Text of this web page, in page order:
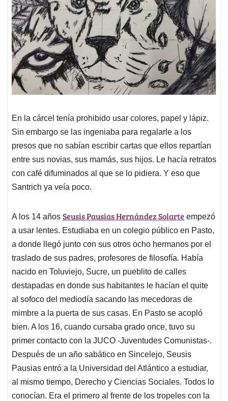
En la cárcel tenía prohibido usar colores, papel y lápiz.
Sin embargo se las ingeniaba para regalarle a los
presos que no sabían escribir cartas que ellos repartían
entre sus novias, sus mamás, sus hijos. Le hacía retratos
con café difuminados al que se lo pidiera. Y eso que
Santrich ya veía poco.
A los 14 años Seusis Pausias Hernández Solarte empezó
a usar lentes. Estudiaba en un colegio público en Pasto,
a donde llegó junto con sus otros ocho hermanos por el
traslado de sus padres, profesores de filosofía. Había
nacido en Toluviejo, Sucre, un pueblito de calles
destapadas en donde sus habitantes le hacían el quite
al sofoco del mediodía sacando las mecedoras de
mimbre a la puerta de sus casas. En Pasto se acopló
bien. A los 16, cuando cursaba grado once, tuvo su
primer contacto con la JUCO -Juventudes Comunistas-.
Después de un año sabático en Sincelejo, Seusis
Pausias entró a la Universidad del Atlántico a estudiar,
al mismo tiempo, Derecho y Ciencias Sociales. Todos lo
conocían. Era el primero al frente de los tropeles con la